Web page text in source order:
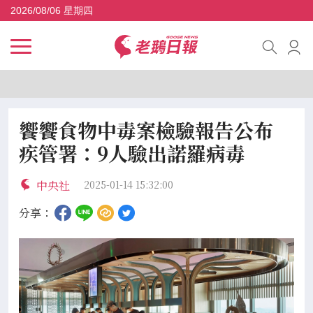
2026/08/06 星期四
饗饗食物中毒案檢驗報告公布
疾管署：9人驗出諾羅病毒
中央社 2025-01-14 15:32:00
分享：